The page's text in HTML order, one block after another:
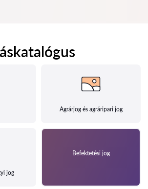
Agrárjog és agráripari jog
jog
Befektetési jog